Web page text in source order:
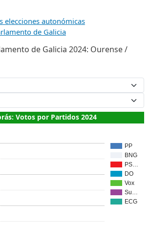
elecciones autonómicas
de Galicia
de Galicia 2024: Ourense /
Votos por Partidos 2024
PP
BNG
PS…
DO
Vox
Su…
ECG